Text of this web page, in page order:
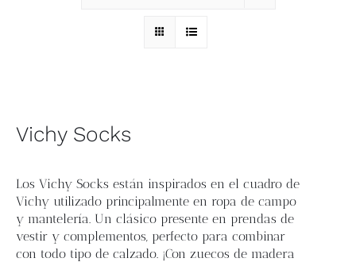
Tienda
Blog
Contacto
Vichy Socks
Los Vichy Socks están inspirados en el cuadro de
Vichy utilizado principalmente en ropa de campo
y mantelería. Un clásico presente en prendas de
vestir y complementos, perfecto para combinar
con todo tipo de calzado. ¡Con zuecos de madera